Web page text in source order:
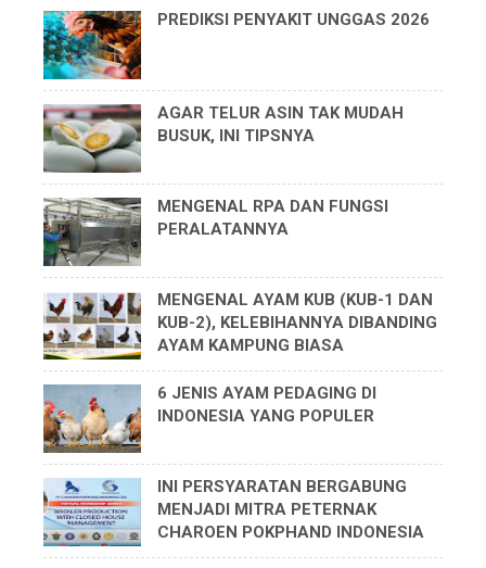
PREDIKSI PENYAKIT UNGGAS 2026
AGAR TELUR ASIN TAK MUDAH
BUSUK, INI TIPSNYA
MENGENAL RPA DAN FUNGSI
PERALATANNYA
MENGENAL AYAM KUB (KUB-1 DAN
KUB-2), KELEBIHANNYA DIBANDING
AYAM KAMPUNG BIASA
6 JENIS AYAM PEDAGING DI
INDONESIA YANG POPULER
INI PERSYARATAN BERGABUNG
MENJADI MITRA PETERNAK
CHAROEN POKPHAND INDONESIA